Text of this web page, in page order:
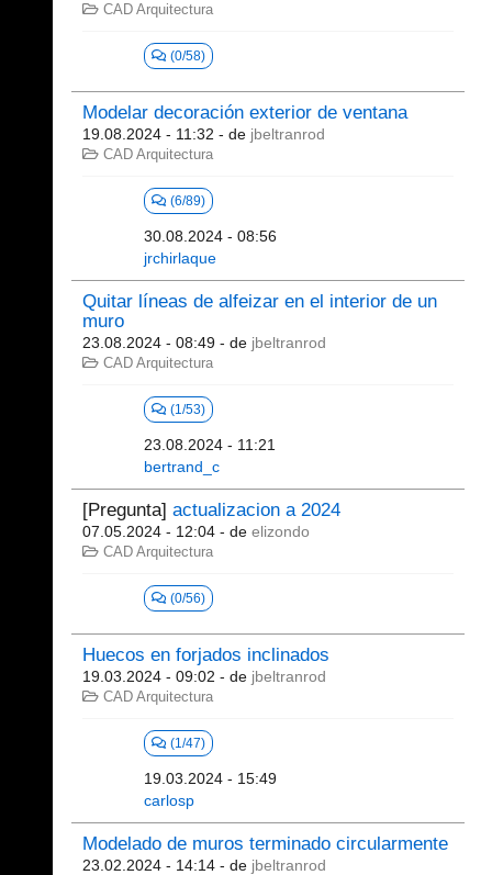
CAD Arquitectura
(0/58)
Modelar decoración exterior de ventana
19.08.2024 - 11:32 - de jbeltranrod
CAD Arquitectura
(6/89)
30.08.2024 - 08:56
jrchirlaque
Quitar líneas de alfeizar en el interior de un
muro
23.08.2024 - 08:49 - de jbeltranrod
CAD Arquitectura
(1/53)
23.08.2024 - 11:21
bertrand_c
[Pregunta] actualizacion a 2024
07.05.2024 - 12:04 - de elizondo
CAD Arquitectura
(0/56)
Huecos en forjados inclinados
19.03.2024 - 09:02 - de jbeltranrod
CAD Arquitectura
(1/47)
19.03.2024 - 15:49
carlosp
Modelado de muros terminado circularmente
23.02.2024 - 14:14 - de jbeltranrod